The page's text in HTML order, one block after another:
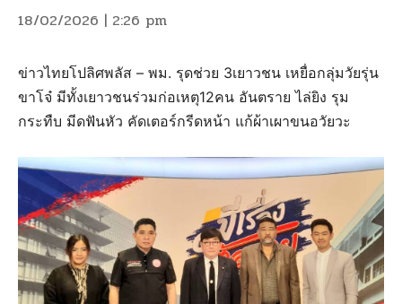
18/02/2026 | 2:26 pm
ข่าวไทยโปลิศพลัส – พม. รุดช่วย 3เยาวชน เหยื่อกลุ่มวัยรุ่น
ขาโจ๋ มีทั้งเยาวชนร่วมก่อเหตุ12คน อันตราย ไล่ยิง รุม
กระทืบ มีดฟันหัว คัดเตอร์กรีดหน้า แก้ผ้าเผาขนอวัยวะ